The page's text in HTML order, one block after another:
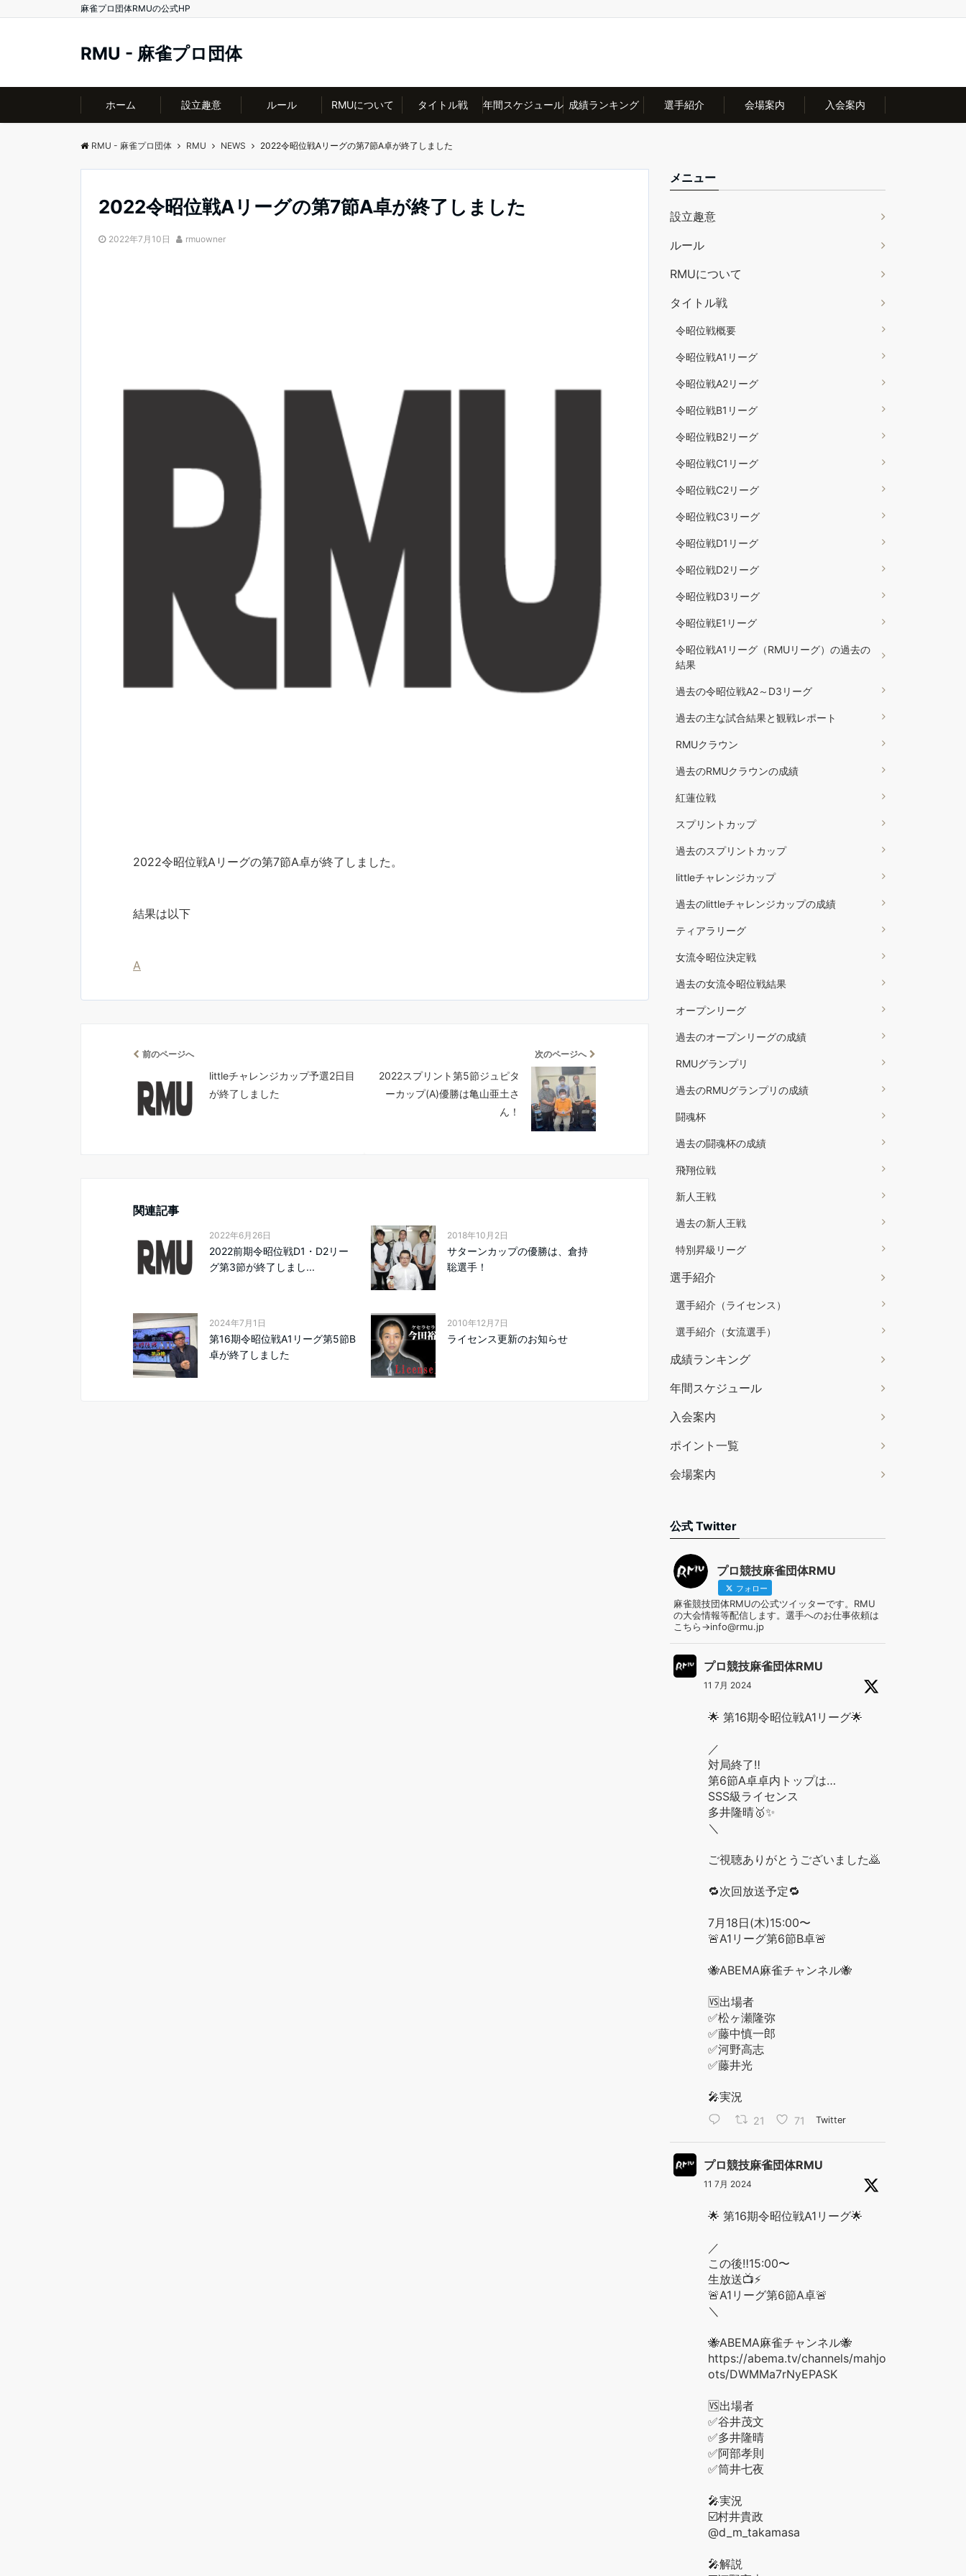
麻雀プロ団体RMUの公式HP
RMU - 麻雀プロ団体
ホーム 設立趣意 ルール RMUについて タイトル戦 年間スケジュール 成績ランキング 選手紹介 会場案内 入会案内
RMU - 麻雀プロ団体 RMU NEWS 2022令昭位戦Aリーグの第7節A卓が終了しました
2022令昭位戦Aリーグの第7節A卓が終了しました
2022年7月10日 rmuowner
2022令昭位戦Aリーグの第7節A卓が終了しました。
結果は以下
A
前のページへ
littleチャレンジカップ予選2日目
が終了しました
次のページへ
2022スプリント第5節ジュピタ
ーカップ(A)優勝は亀山亜土さ
ん！
関連記事
2022年6月26日
2022前期令昭位戦D1・D2リー
グ第3節が終了しまし...
2018年10月2日
サターンカップの優勝は、倉持
聡選手！
2024年7月1日
第16期令昭位戦A1リーグ第5節B
卓が終了しました
2010年12月7日
ライセンス更新のお知らせ
メニュー
設立趣意
ルール
RMUについて
タイトル戦
令昭位戦概要
令昭位戦A1リーグ
令昭位戦A2リーグ
令昭位戦B1リーグ
令昭位戦B2リーグ
令昭位戦C1リーグ
令昭位戦C2リーグ
令昭位戦C3リーグ
令昭位戦D1リーグ
令昭位戦D2リーグ
令昭位戦D3リーグ
令昭位戦E1リーグ
令昭位戦A1リーグ（RMUリーグ）の過去の
結果
過去の令昭位戦A2～D3リーグ
過去の主な試合結果と観戦レポート
RMUクラウン
過去のRMUクラウンの成績
紅蓮位戦
スプリントカップ
過去のスプリントカップ
littleチャレンジカップ
過去のlittleチャレンジカップの成績
ティアラリーグ
女流令昭位決定戦
過去の女流令昭位戦結果
オープンリーグ
過去のオープンリーグの成績
RMUグランプリ
過去のRMUグランプリの成績
闘魂杯
過去の闘魂杯の成績
飛翔位戦
新人王戦
過去の新人王戦
特別昇級リーグ
選手紹介
選手紹介（ライセンス）
選手紹介（女流選手）
成績ランキング
年間スケジュール
入会案内
ポイント一覧
会場案内
公式 Twitter
プロ競技麻雀団体RMU
フォロー
麻雀競技団体RMUの公式ツイッターです。RMU
の大会情報等配信します。選手へのお仕事依頼は
こちら→info@rmu.jp
プロ競技麻雀団体RMU
11 7月 2024
🌟 第16期令昭位戦A1リーグ🌟
／
対局終了‼️
第6節A卓卓内トップは…
SSS級ライセンス
多井隆晴🥇✨
＼
ご視聴ありがとうございました🙇
🔁次回放送予定🔁
7月18日(木)15:00〜
🚨A1リーグ第6節B卓🚨
🐝ABEMA麻雀チャンネル🐝
🆚出場者
✅松ヶ瀬隆弥
✅藤中慎一郎
✅河野高志
✅藤井光
🎤実況
21 71 Twitter
プロ競技麻雀団体RMU
11 7月 2024
🌟 第16期令昭位戦A1リーグ🌟
／
この後‼️15:00〜
生放送📺⚡️
🚨A1リーグ第6節A卓🚨
＼
🐝ABEMA麻雀チャンネル🐝
https://abema.tv/channels/mahjong/sl
ots/DWMMa7rNyEPASK
🆚出場者
✅谷井茂文
✅多井隆晴
✅阿部孝則
✅筒井七夜
🎤実況
☑️村井貴政
@d_m_takamasa
🎤解説